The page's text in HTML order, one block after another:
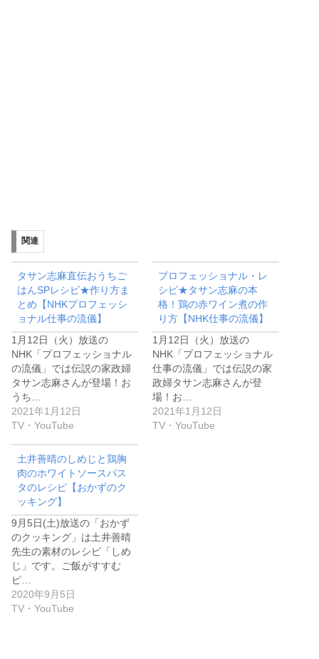
関連
タサン志麻直伝おうちご
はんSPレシピ★作り方ま
とめ【NHKプロフェッシ
ョナル仕事の流儀】
1月12日（火）放送の
NHK「プロフェッショナル
の流儀」では伝説の家政婦
タサン志麻さんが登場！お
うち…
2021年1月12日
TV・YouTube
プロフェッショナル・レ
シピ★タサン志麻の本
格！鶏の赤ワイン煮の作
り方【NHK仕事の流儀】
1月12日（火）放送の
NHK「プロフェッショナル
仕事の流儀」では伝説の家
政婦タサン志麻さんが登
場！お…
2021年1月12日
TV・YouTube
土井善晴のしめじと鶏胸
肉のホワイトソースパス
タのレシピ【おかずのク
ッキング】
9月5日(土)放送の「おかず
のクッキング」は土井善晴
先生の素材のレシピ「しめ
じ」です。ご飯がすすむ
ピ…
2020年9月5日
TV・YouTube